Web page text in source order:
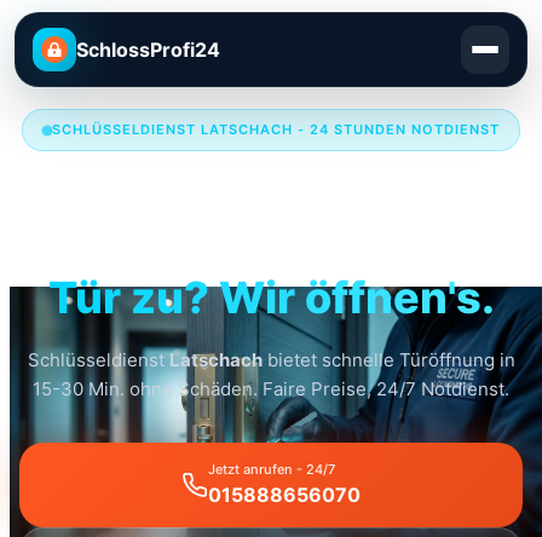
SchlossProfi24
SCHLÜSSELDIENST LATSCHACH - 24 STUNDEN NOTDIENST
Tür zu? Wir öffnen's.
SchlüsseldienstLatschachbietet schnelle Türöffnung in
15-30 Min. ohne Schäden. Faire Preise, 24/7 Notdienst.
Jetzt anrufen - 24/7
015888656070